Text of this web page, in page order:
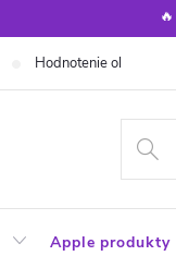
🔥
Hodnotenie obchodu
Apple produkty